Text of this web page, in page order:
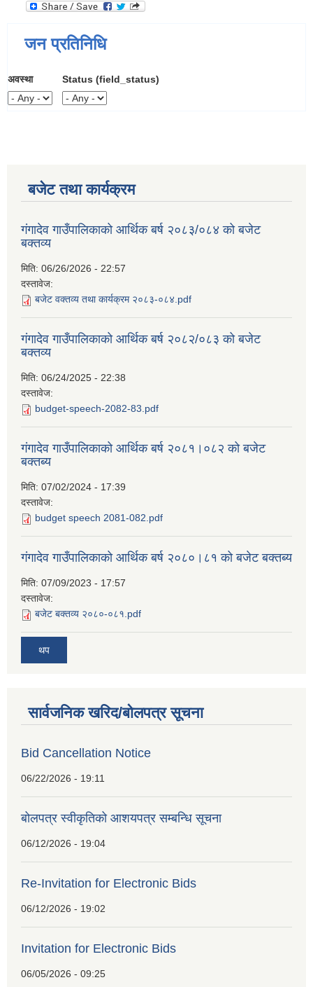
जन प्रतिनिधि
अवस्था Status (field_status)
बजेट तथा कार्यक्रम
गंगादेव गाउँपालिकाको आर्थिक बर्ष २०८३/०८४ को बजेट
बक्तव्य
मिति: 06/26/2026 - 22:57
दस्तावेज:
बजेट वक्तव्य तथा कार्यक्रम २०८३-०८४.pdf
गंगादेव गाउँपालिकाको आर्थिक बर्ष २०८२/०८३ को बजेट
बक्तव्य
मिति: 06/24/2025 - 22:38
दस्तावेज:
budget-speech-2082-83.pdf
गंगादेव गाउँपालिकाको आर्थिक बर्ष २०८१।०८२ को बजेट
बक्तब्य
मिति: 07/02/2024 - 17:39
दस्तावेज:
budget speech 2081-082.pdf
गंगादेव गाउँपालिकाको आर्थिक बर्ष २०८०।८१ को बजेट बक्तब्य
मिति: 07/09/2023 - 17:57
दस्तावेज:
बजेट बक्तव्य २०८०-०८१.pdf
थप
सार्वजनिक खरिद/बोलपत्र सूचना
Bid Cancellation Notice
06/22/2026 - 19:11
बोलपत्र स्वीकृतिको आशयपत्र सम्बन्धि सूचना
06/12/2026 - 19:04
Re-Invitation for Electronic Bids
06/12/2026 - 19:02
Invitation for Electronic Bids
06/05/2026 - 09:25